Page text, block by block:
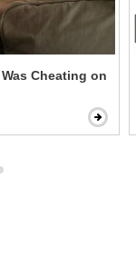
Cheating on